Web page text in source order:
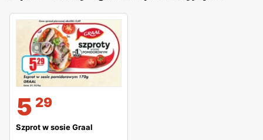
5 29
Szprot w sosie Graal